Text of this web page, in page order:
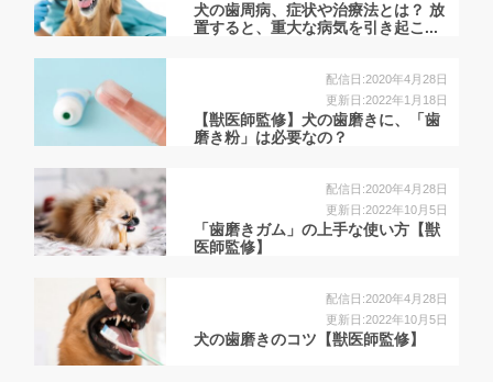
犬の歯周病、症状や治療法とは？ 放
置すると、重大な病気を引き起こ...
配信日:2020年4月28日
更新日:2022年1月18日
【獣医師監修】犬の歯磨きに、「歯
磨き粉」は必要なの？
配信日:2020年4月28日
更新日:2022年10月5日
「歯磨きガム」の上手な使い方【獣
医師監修】
配信日:2020年4月28日
更新日:2022年10月5日
犬の歯磨きのコツ【獣医師監修】